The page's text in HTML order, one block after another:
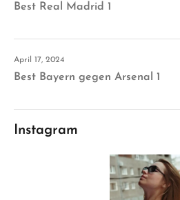
Best Real Madrid 1
April 17, 2024
Best Bayern gegen Arsenal 1
Instagram